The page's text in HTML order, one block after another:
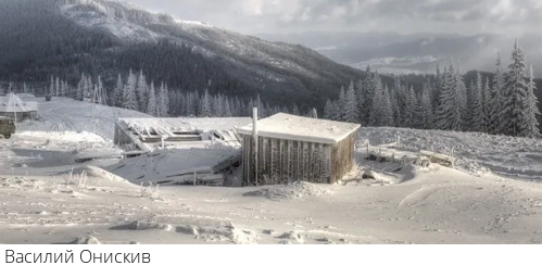
Василий Онискив